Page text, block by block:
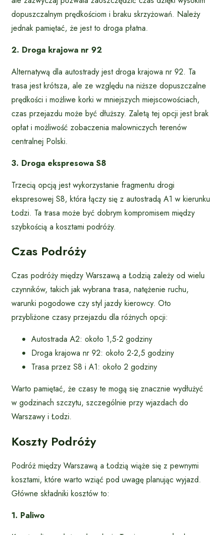
dopuszczalnym prędkościom i braku skrzyżowań. Należy
jednak pamiętać, że jest to droga płatna.
2. Droga krajowa nr 92
Alternatywą dla autostrady jest droga krajowa nr 92. Ta
trasa jest krótsza, ale ze względu na niższe dopuszczalne
prędkości i możliwe korki w mniejszych miejscowościach,
czas przejazdu może być dłuższy. Zaletą tej opcji jest brak
opłat i możliwość zobaczenia malowniczych terenów
centralnej Polski.
3. Droga ekspresowa S8
Trzecią opcją jest wykorzystanie fragmentu drogi
ekspresowej S8, która łączy się z autostradą A1 w kierunku
Łodzi. Ta trasa może być dobrym kompromisem między
szybkością a kosztami podróży.
Czas Podróży
Czas podróży między Warszawą a Łodzią zależy od wielu
czynników, takich jak wybrana trasa, natężenie ruchu,
warunki pogodowe czy styl jazdy kierowcy. Oto
przybliżone czasy przejazdu dla różnych opcji:
Autostrada A2: około 1,5-2 godziny
Droga krajowa nr 92: około 2-2,5 godziny
Trasa przez S8 i A1: około 2 godziny
Warto pamiętać, że czasy te mogą się znacznie wydłużyć
w godzinach szczytu, szczególnie przy wjazdach do
Warszawy i Łodzi.
Koszty Podróży
Podróż między Warszawą a Łodzią wiąże się z pewnymi
kosztami, które warto wziąć pod uwagę planując wyjazd.
Główne składniki kosztów to:
1. Paliwo